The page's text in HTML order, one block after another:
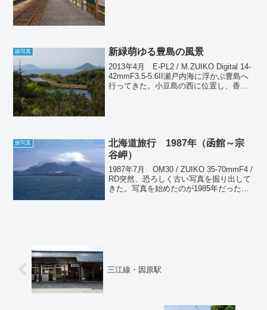
旅写真 新緑萌ゆる豊島の風景
2013年4月 E-PL2 / M.ZUIKO Digital 14-
42mmF3.5-5.6II瀬戸内海に浮かぶ豊島へ
行ってきた。小豆島の西に位置し、香川
旅写真
北海道旅行 1987年（函館～宗
谷岬）
1987年7月 OM30 / ZUIKO 35-70mmF4 /
RD突然、恐ろしく古い写真を掘り出して
きた。写真を始めたのが1985年だったか
三江線・因原駅